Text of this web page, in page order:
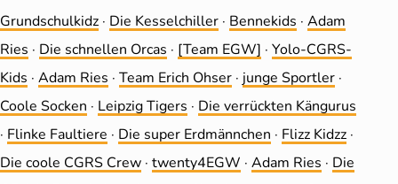
Grundschulkidz · Die Kesselchiller · Bennekids · Adam
Ries · Die schnellen Orcas · [Team EGW] · Yolo-CGRS-
Kids · Adam Ries · Team Erich Ohser · junge Sportler ·
Coole Socken · Leip­zig Tigers · Die ver­rückten Kängurus
· Flinke Faultiere · Die super Erdmännchen · Flizz Kidzz ·
Die coole CGRS Crew · twenty4EGW · Adam Ries · Die